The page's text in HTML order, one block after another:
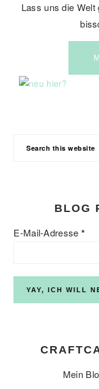
Lass uns die
BLOG
E-Mail-Adresse *
Mein